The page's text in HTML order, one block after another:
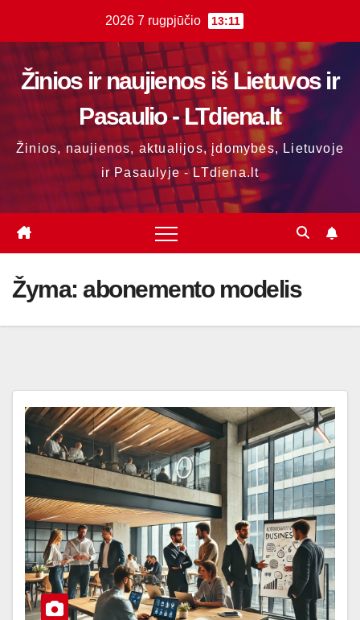
content
2026 7 rugpjūčio 13:11
Žinios ir naujienos iš Lietuvos ir
Pasaulio - LTdiena.lt
Žinios, naujienos, aktualijos, įdomybės, Lietuvoje
ir Pasaulyje - LTdiena.lt
Žyma: abonemento modelis